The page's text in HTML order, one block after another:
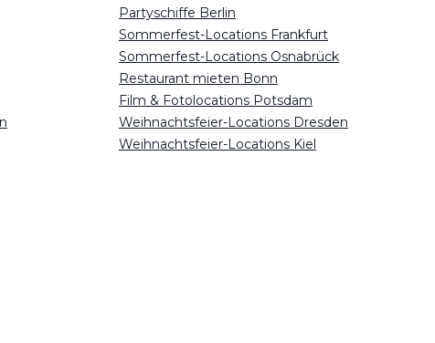
Partyschiffe Berlin
Sommerfest-Locations Frankfurt
Sommerfest-Locations Osnabrück
Restaurant mieten Bonn
Film & Fotolocations Potsdam
Weihnachtsfeier-Locations Dresden
Weihnachtsfeier-Locations Kiel